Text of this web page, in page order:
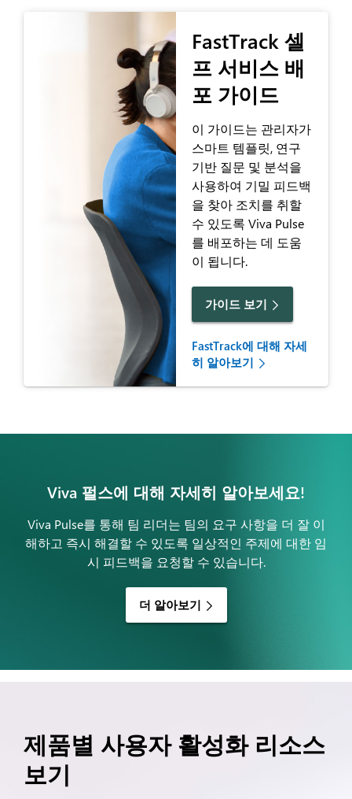
FastTrack 셀
프 서비스 배
포 가이드
이 가이드는 관리자가
스마트 템플릿, 연구
기반 질문 및 분석을
사용하여 기밀 피드백
을 찾아 조치를 취할
수 있도록 Viva Pulse
를 배포하는 데 도움
이 됩니다.
가이드 보기
FastTrack에 대해 자세
히 알아보기
Viva 펄스에 대해 자세히 알아보세요!
Viva Pulse를 통해 팀 리더는 팀의 요구 사항을 더 잘 이
해하고 즉시 해결할 수 있도록 일상적인 주제에 대한 임
시 피드백을 요청할 수 있습니다.
더 알아보기
제품별 사용자 활성화 리소스
보기